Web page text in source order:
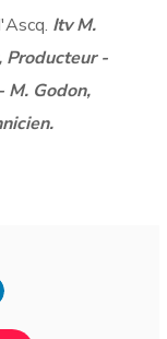
Itv M.
Producteur -
Godon,